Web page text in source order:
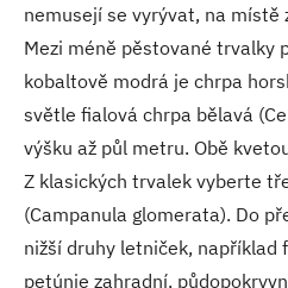
nemusejí se vyrývat, na místě
Mezi méně pěstované trvalky
kobaltově modrá je chrpa
světle fialová chrpa bělavá
výšku až půl metru. Obě
Z klasických trvalek vyberte
(Campanula glomerata). Do
nižší druhy letniček, například
petúnie zahradní,